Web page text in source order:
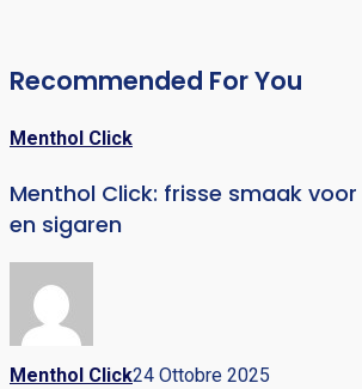
Recommended For You
Menthol Click
Menthol Click: frisse smaak
en sigaren
Menthol Click24 Ottobre 2025